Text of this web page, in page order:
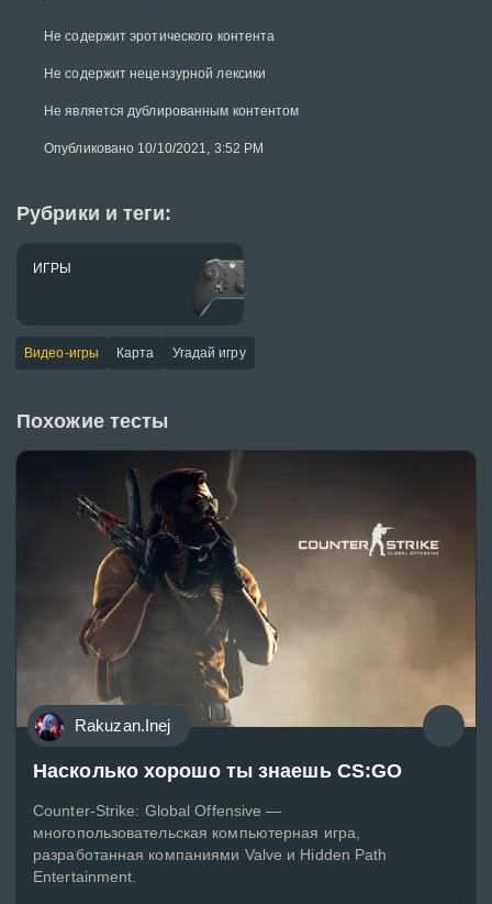
Не содержит эротического контента
Не содержит нецензурной лексики
Не является дублированным контентом
Опубликовано 10/10/2021, 3:52 PM
Рубрики и теги:
ИГРЫ
Видео-игры Карта Угадай игру
Похожие тесты
Rakuzan.Inej
Насколько хорошо ты знаешь CS:GO
Counter-Strike: Global Offensive —
многопользовательская компьютерная игра,
разработанная компаниями Valve и Hidden Path
Entertainment.